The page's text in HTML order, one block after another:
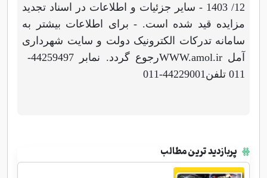
12/ 1403 - سایر جزئیات و اطلاعات در اسناد تجدید
مزایده قید شده است. - برای اطلاعات بیشتر به
سامانه تدرکات الکترونیک دولت و سایت شهرداری
آمل WWW.amol.ir
رجوع گردد. نمابر 44259497-
011 تلفن44229001-011
پربازدید ترین مطالب